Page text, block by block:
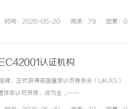
时间：2026-05-20 阅读：79 回复：0
认证机构
，正式获得英国皇家认可委员会（UKAS）
体系认可资质，成为全 ...……